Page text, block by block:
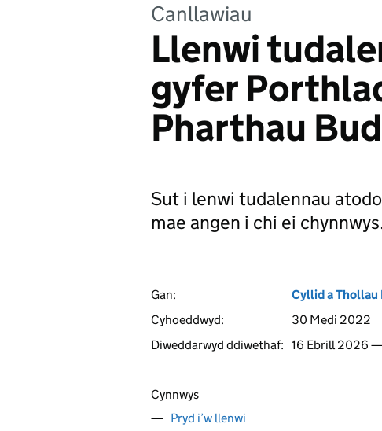
Canllawiau
Llenwi
gyfer
Pharthau
Sut i lenwi tudalennau
mae angen i chi ei
Gan:
Cyllid a Thollau
Cyhoeddwyd:
30 Medi 2022
Diweddarwyd ddiwethaf: 16 Ebrill 2026
Cynnwys
Pryd i’w llenwi